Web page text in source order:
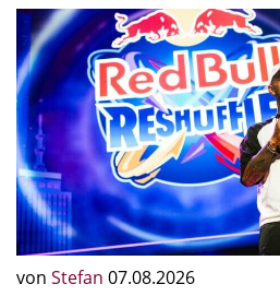
von Stefan 07.08.2026